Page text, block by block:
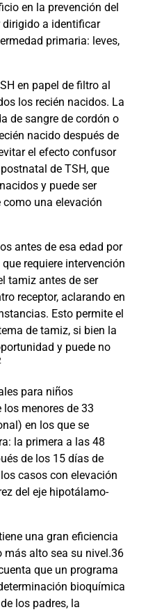
en la prevención del
dirigido a identificar
primaria: leves,
en papel de filtro al
los recién nacidos. La
de sangre de cordón o
nacido después de
el efecto confusor
de TSH, que
y puede ser
como una elevación
antes de esa edad por
requiere intervención
tamiz antes de ser
receptor, aclarando en
Esto permite el
de tamiz, si bien la
y puede no
para niños
menores de 33
en los que se
la primera a las 48
de los 15 días de
casos con elevación
del eje hipotálamo-
una gran eficiencia
alto sea su nivel.36
que un programa
bioquímica
los padres, la